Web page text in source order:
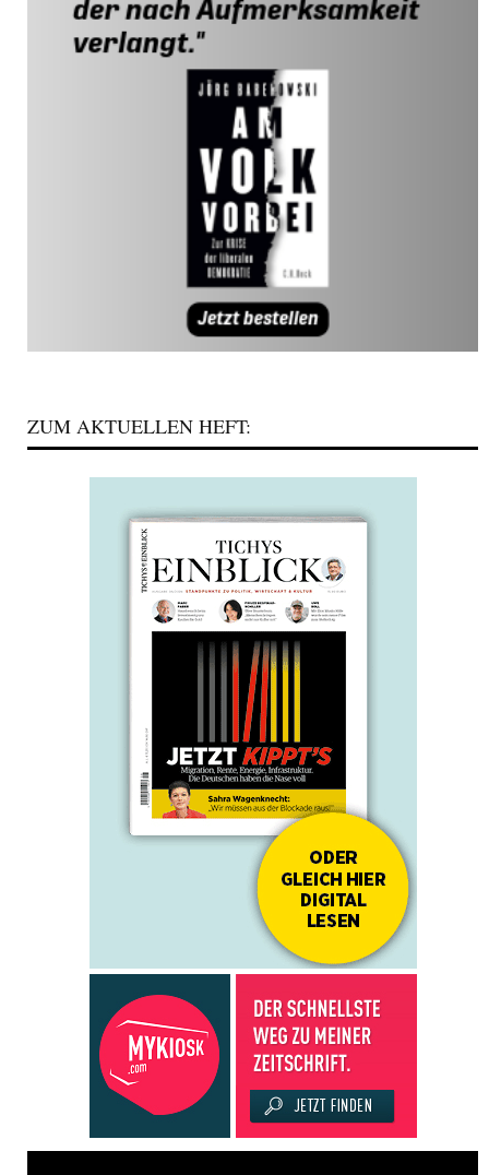
ZUM AKTUELLEN HEFT: